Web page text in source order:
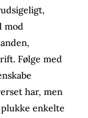
mod
Følge med
har, men
enkelte